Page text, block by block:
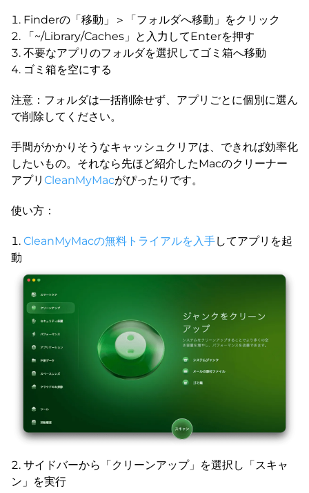
Finderの「移動」＞「フォルダへ移動」をクリック
「~/Library/Caches」と入力してEnterを押す
不要なアプリのフォルダを選択してゴミ箱へ移動
ゴミ箱を空にする
注意：フォルダは一括削除せず、アプリごとに個別に選ん
で削除してください。
手間がかかりそうなキャッシュクリアは、できれば効率化
したいもの。それなら先ほど紹介したMacのクリーナー
アプリ CleanMyMacがぴったりです。
使い方：
CleanMyMacの無料トライアルを入手してアプリを起
動
サイドバーから「クリーンアップ」を選択し「スキャ
ン」を実行